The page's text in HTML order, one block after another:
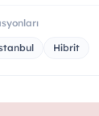
Hibrit